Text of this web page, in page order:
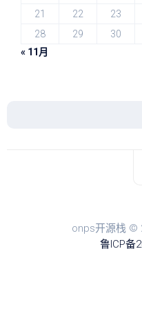
21
22 23
28
29 30
« 11月
onps开源栈 ©
鲁ICP备